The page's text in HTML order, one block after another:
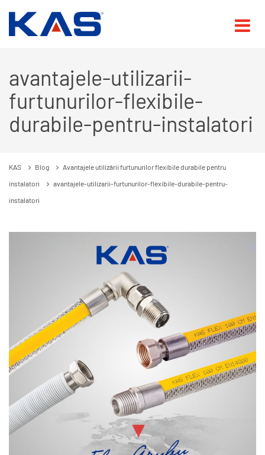
avantajele-utilizarii-
furtunurilor-flexibile-
durabile-pentru-instalatori
KAS Blog
Avantajele utilizării furtunurilor flexibile durabile pentru
instalatori
avantajele-utilizarii-furtunurilor-flexibile-durabile-pentru-
instalatori